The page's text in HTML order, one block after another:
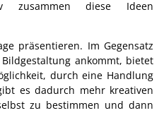
zusammen diese Ideen
präsentieren. Im Gegensatz
ankommt, bietet
durch eine Handlung
es dadurch mehr kreativen
zu bestimmen und dann